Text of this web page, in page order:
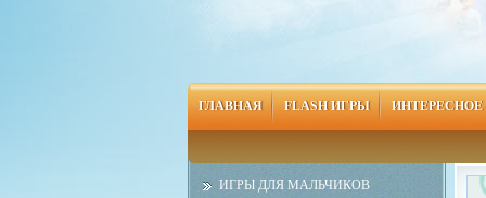
ГЛАВНАЯ FLASH ИГРЫ ИНТЕРЕСНОЕ
ИГРЫ ДЛЯ МАЛЬЧИКОВ